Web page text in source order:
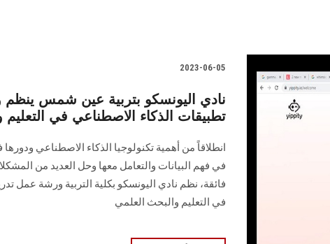
2023-06-05
نادي اليونسكو بتربية عين شمس
تطبيقات الذكاء الاصطناعي في
انطلاقاً من أهمية تكنولوجيا الذكاء الاصطناعي
في فهم البيانات والتعامل معها وحل العديد من
فائقة، نظم نادي اليونسكو بكلية التربية ورشة عمل
في التعليم والبحث العلمي